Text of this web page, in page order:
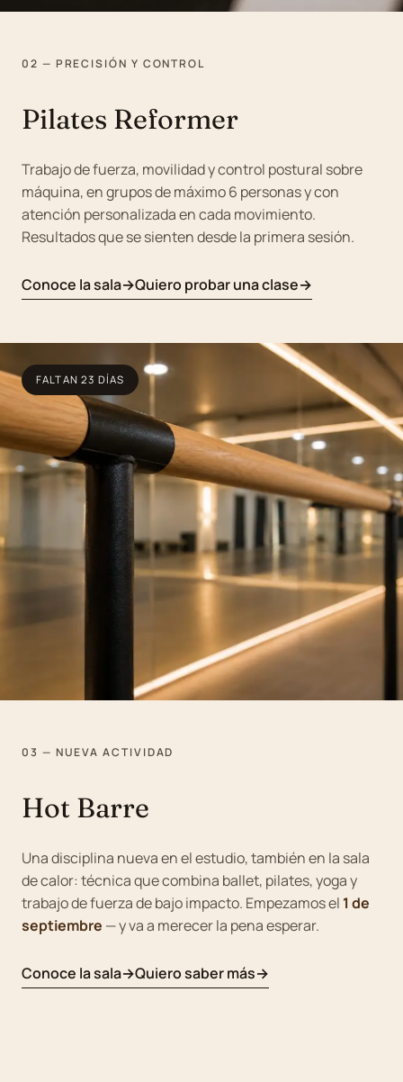
02 — PRECISIÓN Y CONTROL
Pilates Reformer
Trabajo de fuerza, movilidad y control postural sobre
máquina, en grupos de máximo 6 personas y con
atención personalizada en cada movimiento.
Resultados que se sienten desde la primera sesión.
Conoce la sala Quiero probar una clase
FALTAN 23 DÍAS
03 — NUEVA ACTIVIDAD
Hot Barre
Una disciplina nueva en el estudio, también en la sala
de calor: técnica que combina ballet, pilates, yoga y
trabajo de fuerza de bajo impacto. Empezamos el 1 de
septiembre — y va a merecer la pena esperar.
Conoce la sala Quiero saber más